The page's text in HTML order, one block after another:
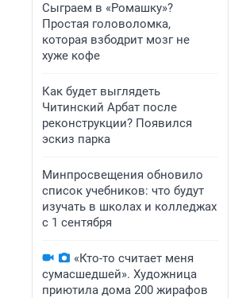
Сыграем в «Ромашку»?
Простая головоломка,
которая взбодрит мозг не
хуже кофе
Как будет выглядеть
Читинский Арбат после
реконструкции? Появился
эскиз парка
Минпросвещения обновило
список учебников: что будут
изучать в школах и колледжах
с 1 сентября
«Кто-то считает меня
сумасшедшей». Художница
приютила дома 200 жирафов